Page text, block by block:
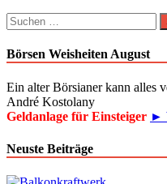
Suchen
nach:
Börsen Weisheiten August
Ein alter Börsianer kann alles
André Kostolany
Geldanlage für Einsteiger ►
Neuste Beiträge